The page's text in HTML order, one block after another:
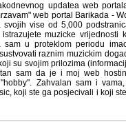
updatea web
web portal Barikada -
svojih vise od 5,000
muzicke vrijednosti
periodu imao priliku
raznim muzickim
prilozima
da je i moj web hosting
Zahvalan sam i
koji ste ga posjecivali i koji